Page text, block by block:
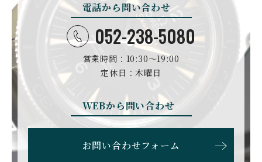
DANIEL ROTH
ダニエル・ロート
DAVOSA
ダボサ
DUBEY&SCHALDENBR
ダービー&シャルデンブラ
E.C.W
ヨーロピアン・カンパニ
ー・ウォッチ
EBERHARD
エベラール
EDOX
エドックス
F.P.ジュルヌ
電話から問い合わせ
052-238-5080
営業時間：10:30〜19:00
定休日：木曜日
WEBから問い合わせ
お問い合わせフォーム